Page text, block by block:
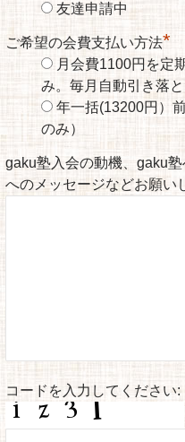
友達申請中
ご希望の会費支払い方法*
月会費1100円を定
み。毎月自動引き落と
年一括(13200円）
のみ）
gaku塾入会の動機、gaku
へのメッセージなどお願い
コードを入力してください: